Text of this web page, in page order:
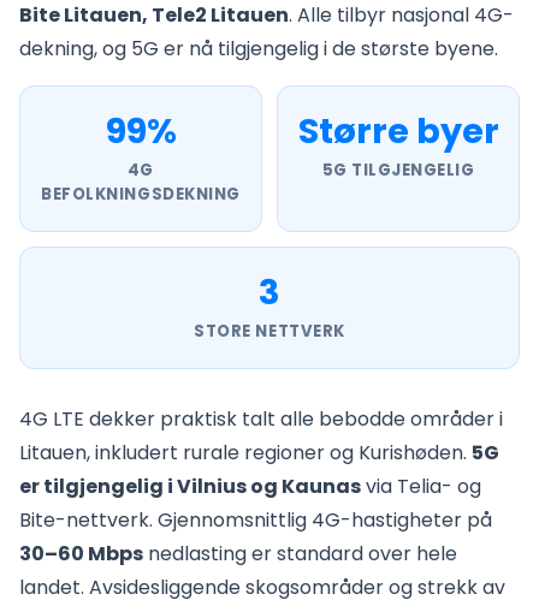
Bite Litauen, Tele2 Litauen. Alle tilbyr nasjonal 4G-
dekning, og 5G er nå tilgjengelig i de største byene.
99%
4G
BEFOLKNINGSDEKNING
Større byer
5G TILGJENGELIG
3
STORE NETTVERK
4G LTE dekker praktisk talt alle bebodde områder i
Litauen, inkludert rurale regioner og Kurishøden. 5G
er tilgjengelig i Vilnius og Kaunasvia Telia- og
Bite-nettverk. Gjennomsnittlig 4G-hastigheter på
30–60 Mbps nedlasting er standard over hele
landet. Avsidesliggende skogsområder og strekk av